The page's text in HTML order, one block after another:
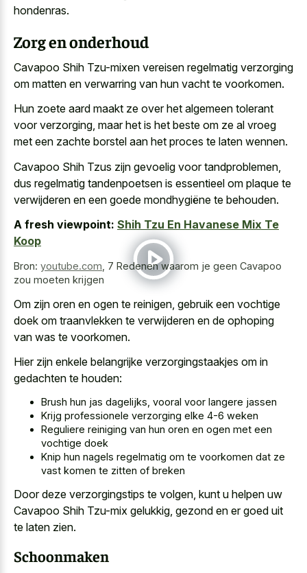
hondenras.
Zorg en onderhoud
Cavapoo Shih Tzu-mixen vereisen regelmatig verzorging
om matten en verwarring van hun vacht te voorkomen.
Hun zoete aard maakt ze over het algemeen tolerant
voor verzorging, maar het is het beste om ze al vroeg
met een zachte borstel aan het proces te laten wennen.
Cavapoo Shih Tzus zijn gevoelig voor tandproblemen,
dus regelmatig tandenpoetsen is essentieel om plaque te
verwijderen en een goede mondhygiëne te behouden.
A fresh viewpoint: Shih Tzu En Havanese Mix Te
Koop
Bron: youtube.com 7 Redenen waarom je geen Cavapoo
zou moeten krijgen
Om zijn oren en ogen te reinigen, gebruik een vochtige
doek om traanvlekken te verwijderen en de ophoping
van was te voorkomen.
Hier zijn enkele belangrijke verzorgingstaakjes om in
gedachten te houden:
Brush hun jas dagelijks, vooral voor langere jassen
Krijg professionele verzorging elke 4-6 weken
Reguliere reiniging van hun oren en ogen met een
vochtige doek
Knip hun nagels regelmatig om te voorkomen dat ze
vast komen te zitten of breken
Door deze verzorgingstips te volgen, kunt u helpen uw
Cavapoo Shih Tzu-mix gelukkig, gezond en er goed uit
te laten zien.
Schoonmaken